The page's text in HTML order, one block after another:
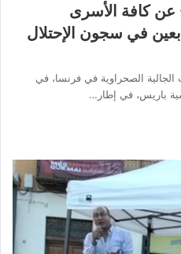
عن كافة الأسرى
في سجون الإحتلال
الصحراوية في فرنسا، في
باريس، في إطار…